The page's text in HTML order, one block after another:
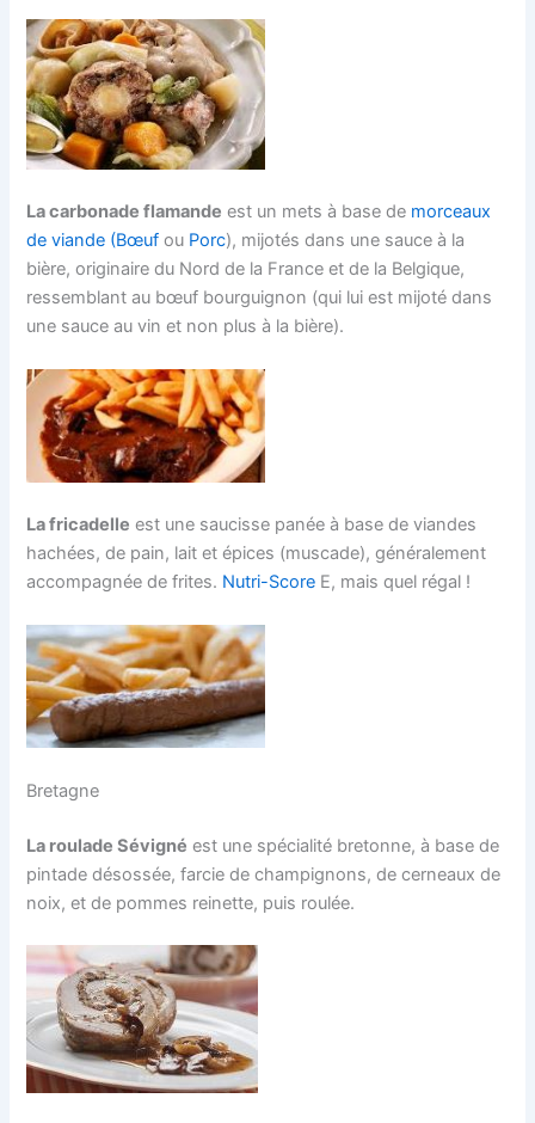
La carbonade flamande est un mets à base de morceaux
de viande (Bœuf ou Porc), mijotés dans une sauce à la
bière, originaire du Nord de la France et de la Belgique,
ressemblant au bœuf bourguignon (qui lui est mijoté dans
une sauce au vin et non plus à la bière).
La fricadelle est une saucisse panée à base de viandes
hachées, de pain, lait et épices (muscade), généralement
accompagnée de frites. Nutri-Score E, mais quel régal !
Bretagne
La roulade Sévigné est une spécialité bretonne, à base de
pintade désossée, farcie de champignons, de cerneaux de
noix, et de pommes reinette, puis roulée.